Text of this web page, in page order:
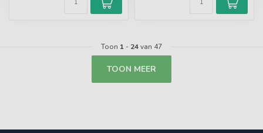
Toon 1 - 24van 47
TOON MEER